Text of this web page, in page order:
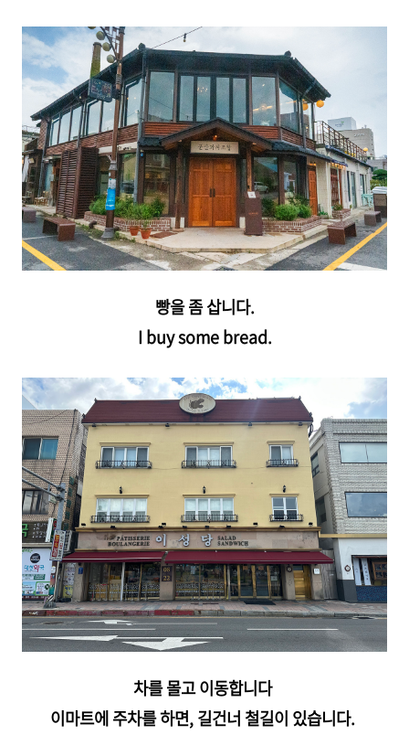
빵을 좀 삽니다.
I buy some bread.
차를 몰고 이동합니다
이마트에 주차를 하면, 길건너 철길이 있습니다.